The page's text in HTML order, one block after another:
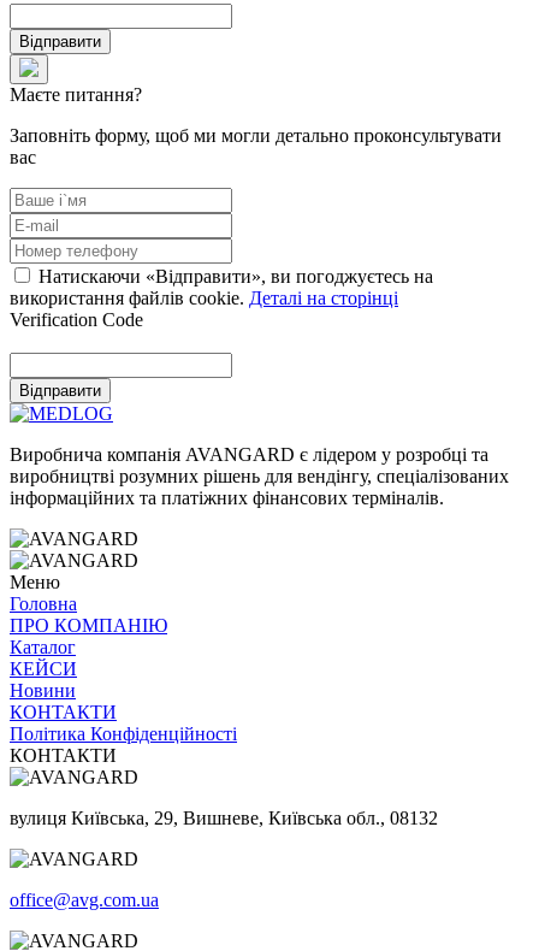
Відправити
Маєте питання?
Заповніть форму, щоб ми могли детально проконсультувати
вас
Натискаючи «Відправити», ви погоджуєтесь на
використання файлів cookie. Деталі на сторінці
Verification Code
Відправити
Виробнича компанія AVANGARD є лідером у розробці та
виробництві розумних рішень для вендінгу, спеціалізованих
інформаційних та платіжних фінансових терміналів.
Меню
Головна
ПРО КОМПАНІЮ
Каталог
КЕЙСИ
Новини
КОНТАКТИ
Політика Конфіденційності
КОНТАКТИ
вулиця Київська, 29, Вишневе, Київська обл., 08132
office@avg.com.ua